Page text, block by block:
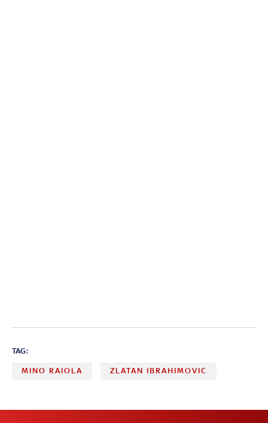
TAG:
MINO RAIOLA ZLATAN IBRAHIMOVIC